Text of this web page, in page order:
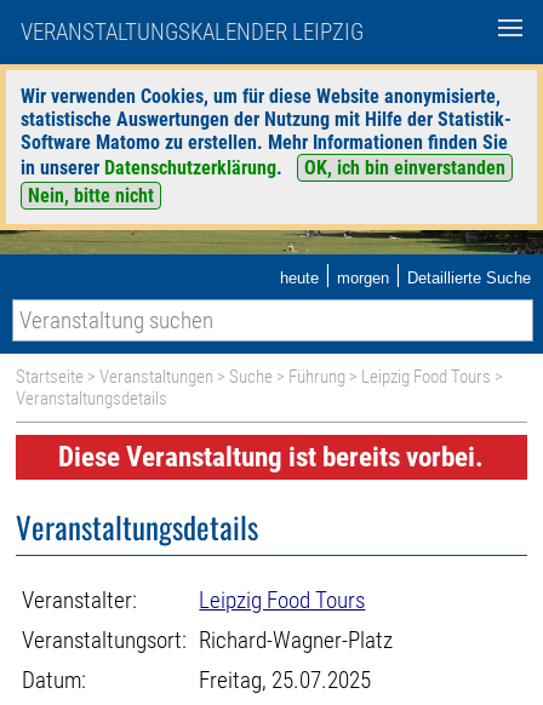
VERANSTALTUNGSKALENDER LEIPZIG
Wir verwenden Cookies, um für diese Website anonymisierte,
statistische Auswertungen der Nutzung mit Hilfe der Statistik-
Software Matomo zu erstellen. Mehr Informationen finden Sie
in unserer Datenschutzerklärung.
OK, ich bin einverstanden
Nein, bitte nicht
heute | morgen | Detaillierte Suche
Startseite >Veranstaltungen > Suche > Führung > Leipzig Food Tours >
Veranstaltungsdetails
Diese Veranstaltung ist bereits vorbei.
Veranstaltungsdetails
Veranstalter:
Leipzig Food Tours
Veranstaltungsort: Richard-Wagner-Platz
Datum:
Freitag, 25.07.2025